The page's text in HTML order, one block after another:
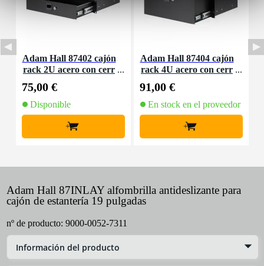
Adam Hall 87402 cajón
rack 2U acero con cerr
75,00 €
Disponible
+
Adam Hall 87404 cajón
rack 4U acero con cerr
91,00 €
En stock en el proveedor
+
Adam Hall 87INLAY alfombrilla antideslizante para
cajón de estantería 19 pulgadas
nº de producto: 9000-0052-7311
Información del producto